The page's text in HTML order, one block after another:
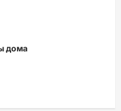
дома